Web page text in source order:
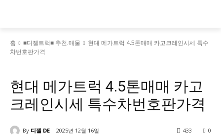
홈 ■디젤트럭■ 추천.매물
현대 메가트럭 4.5톤매매 카고크레인시세 특수
차번호판가격
현대 메가트럭 4.5톤매매 카고
크레인시세 특수차번호판가격
By 디젤 DE 2025년 12월 16일 0
433